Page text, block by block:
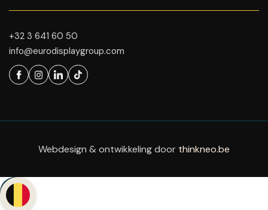
+32 3 641 60 50
info@eurodisplaygroup.com
Webdesign & ontwikkeling door thinkneo.be
Back to top